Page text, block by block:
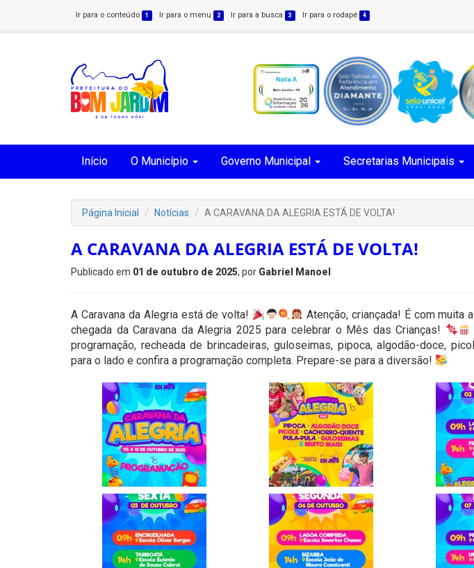
Ir para o conteúdo 1 Ir para o menu 2 Ir para a busca 3 Ir para o rodapé 4
Início O Município Governo Municipal Secretarias Municipais
Página Inicial Notícias A CARAVANA DA ALEGRIA ESTÁ DE VOLTA!
A CARAVANA DA ALEGRIA ESTÁ DE VOLTA!
Publicado em 01 de outubro de 2025, por Gabriel Manoel
A Caravana da Alegria está de volta!
Atenção, criançada! É com muita
chegada da Caravana da Alegria 2025 para celebrar o Mês das Crianças!
programação, recheada de brincadeiras, guloseimas, pipoca, algodão-doce,
para o lado e confira a programação completa. Prepare-se para a diversão!